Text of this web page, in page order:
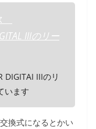
IIIのリー
DIGITAI IIIのリ
います
換式になるとかい